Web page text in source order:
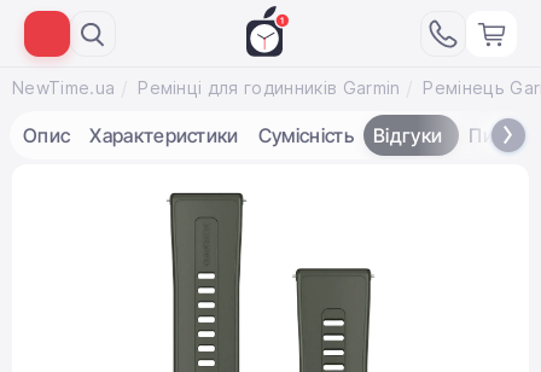
NewTime.ua Ремінці для годинників Garmin
Опис Характеристики Сумісність Відгуки